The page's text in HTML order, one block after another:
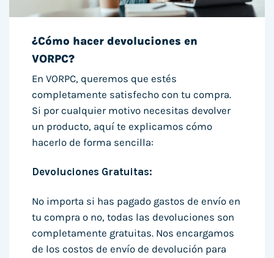
¿Cómo hacer devoluciones en
VORPC?
En VORPC, queremos que estés
completamente satisfecho con tu compra.
Si por cualquier motivo necesitas devolver
un producto, aquí te explicamos cómo
hacerlo de forma sencilla:
Devoluciones Gratuitas:
No importa si has pagado gastos de envío en
tu compra o no, todas las devoluciones son
completamente gratuitas. Nos encargamos
de los costos de envío de devolución para